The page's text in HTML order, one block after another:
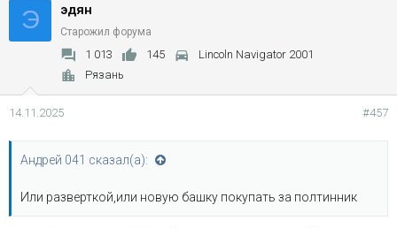
Э эдян
Старожил форума
1 013 145
Lincoln Navigator 2001
Рязань
14.11.2025 #457
Андрей 041 сказал(а):
Или разверткой,или новую башку покупать за полтинник